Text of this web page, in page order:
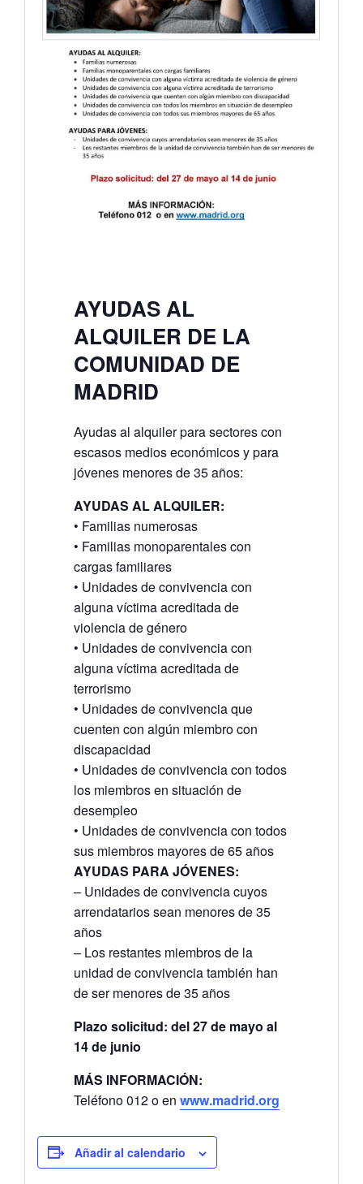
AYUDAS AL
ALQUILER DE LA
COMUNIDAD DE
MADRID
Ayudas al alquiler para sectores con
escasos medios económicos y para
jóvenes menores de 35 años:
AYUDAS AL ALQUILER:
• Familias numerosas
• Familias monoparentales con
cargas familiares
• Unidades de convivencia con
alguna víctima acreditada de
violencia de género
• Unidades de convivencia con
alguna víctima acreditada de
terrorismo
• Unidades de convivencia que
cuenten con algún miembro con
discapacidad
• Unidades de convivencia con todos
los miembros en situación de
desempleo
• Unidades de convivencia con todos
sus miembros mayores de 65 años
AYUDAS PARA JÓVENES:
– Unidades de convivencia cuyos
arrendatarios sean menores de 35
años
– Los restantes miembros de la
unidad de convivencia también han
de ser menores de 35 años
Plazo solicitud: del 27 de mayo al
14 de junio
MÁS INFORMACIÓN:
Teléfono 012 o en www.madrid.org
Añadir al calendario